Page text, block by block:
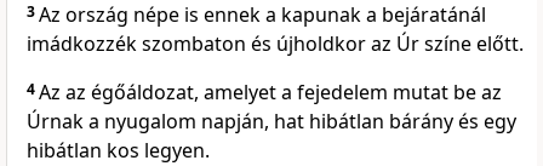
3Az ország népe is ennek a kapunak a bejáratánál
imádkozzék szombaton és újholdkor az Úr színe előtt.
4Az az égőáldozat, amelyet a fejedelem mutat be az
Úrnak a nyugalom napján, hat hibátlan bárány és egy
hibátlan kos legyen.